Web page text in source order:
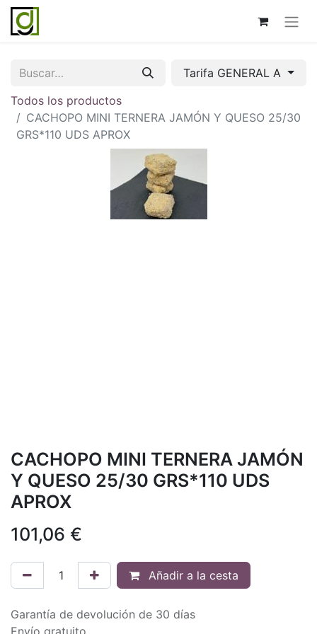
Tarifa GENERAL A
Todos los productos
CACHOPO MINI TERNERA JAMÓN Y QUESO 25/30
GRS*110 UDS APROX
CACHOPO MINI TERNERA JAMÓN
Y QUESO 25/30 GRS*110 UDS
APROX
101,06 €
Añadir a la cesta
Garantía de devolución de 30 días
Envío gratuito.